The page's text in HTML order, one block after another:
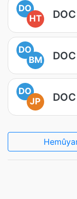
DO
HT
DO
BM
DO
JP